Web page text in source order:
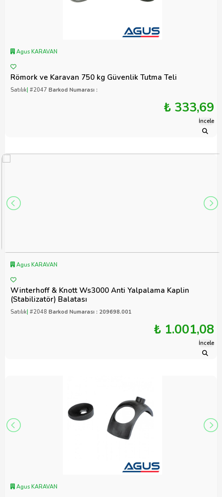
Agus KARAVAN
Römork ve Karavan 750 kg Güvenlik Tutma Teli
Satılık| #2047 Barkod Numarası :
₺ 333,69
İncele
Agus KARAVAN
Winterhoff & Knott Ws3000 Anti Yalpalama Kaplin
(Stabilizatör) Balatası
Satılık| #2048 Barkod Numarası : 209698.001
₺ 1.001,08
İncele
Agus KARAVAN